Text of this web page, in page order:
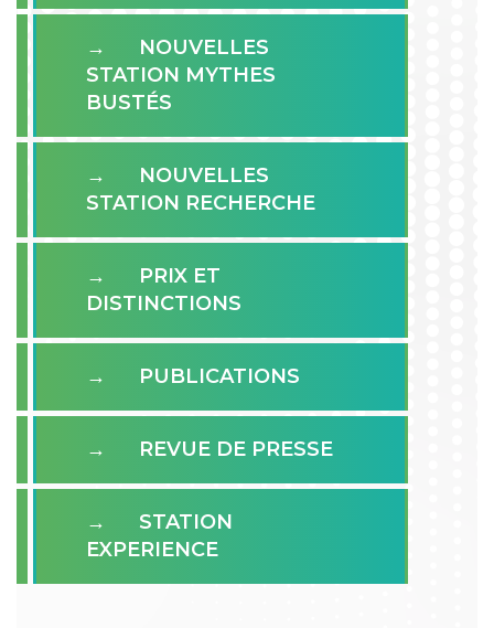
NOUVELLES
STATION MYTHES
BUSTÉS
NOUVELLES
STATION RECHERCHE
PRIX ET
DISTINCTIONS
PUBLICATIONS
REVUE DE PRESSE
STATION
EXPERIENCE